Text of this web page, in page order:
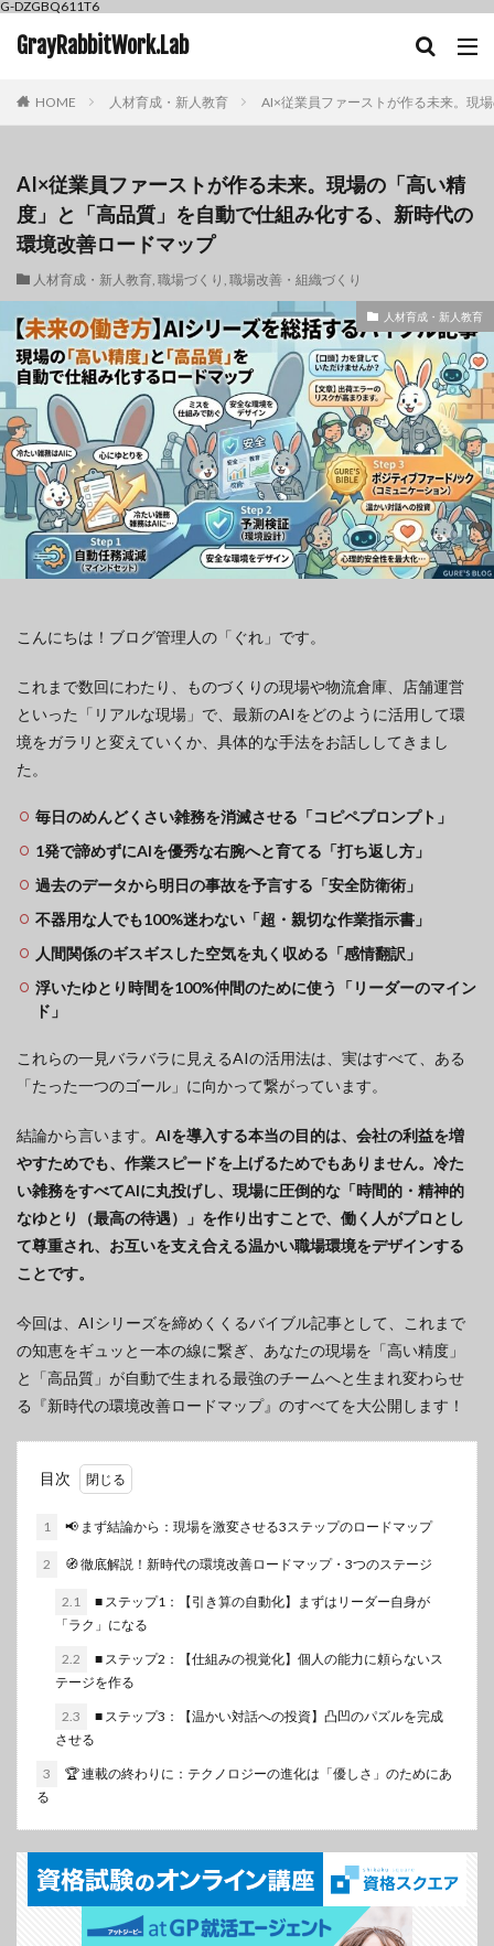
G-DZGBQ611T6
GrayRabbitWork.Lab
HOME 人材育成・新人教育 AI×従業員ファーストが作る未来。現
AI×従業員ファーストが作る未来。現場の「高い精
度」と「高品質」を自動で仕組み化する、新時代の
環境改善ロードマップ
人材育成・新人教育, 職場づくり , 職場改善・組織づくり
人材育成・新人教育
こんにちは！ブログ管理人の「ぐれ」です。
これまで数回にわたり、ものづくりの現場や物流倉庫、店舗運営
といった「リアルな現場」で、最新のAIをどのように活用して環
境をガラリと変えていくか、具体的な手法をお話ししてきまし
た。
毎日のめんどくさい雑務を消滅させる「コピペプロンプト」
1発で諦めずにAIを優秀な右腕へと育てる「打ち返し方」
過去のデータから明日の事故を予言する「安全防衛術」
不器用な人でも100%迷わない「超・親切な作業指示書」
人間関係のギスギスした空気を丸く収める「感情翻訳」
浮いたゆとり時間を100%仲間のために使う「リーダーのマイン
ド」
これらの一見バラバラに見えるAIの活用法は、実はすべて、ある
「たった一つのゴール」に向かって繋がっています。
結論から言います。 AIを導入する本当の目的は、会社の利益を増
やすためでも、作業スピードを上げるためでもありません。冷た
い雑務をすべてAIに丸投げし、現場に圧倒的な「時間的・精神的
なゆとり（最高の待遇）」を作り出すことで、働く人がプロとし
て尊重され、お互いを支え合える温かい職場環境をデザインする
ことです。
今回は、AIシリーズを締めくくるバイブル記事として、これまで
の知恵をギュッと一本の線に繋ぎ、あなたの現場を「高い精度」
と「高品質」が自動で生まれる最強のチームへと生まれ変わらせ
る『新時代の環境改善ロードマップ』のすべてを大公開します！
目次
1 📢 まず結論から：現場を激変させる3ステップのロードマップ
2 🧭 徹底解説！新時代の環境改善ロードマップ・3つのステージ
2.1
■ ステップ1：【引き算の自動化】まずはリーダー自身が
「ラク」になる
2.2
■ ステップ2：【仕組みの視覚化】個人の能力に頼らないス
テージを作る
2.3
■ ステップ3：【温かい対話への投資】凸凹のパズルを完成
させる
3
🏆 連載の終わりに：テクノロジーの進化は「優しさ」のためにあ
る